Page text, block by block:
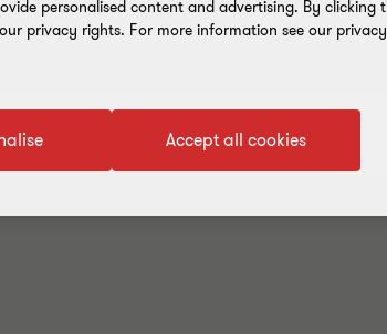
personalised content and advertising. By clicking
privacy rights. For more information see our
Accept all cookies